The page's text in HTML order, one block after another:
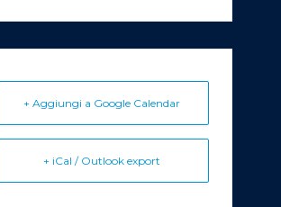
+ Aggiungi a Google Calendar
+ iCal / Outlook export